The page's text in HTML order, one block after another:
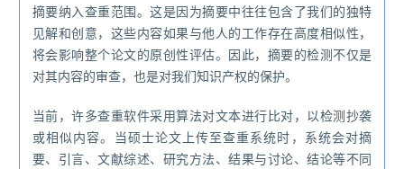
摘要纳入查重范围。这是因为摘要中往往包含了我们的独特
见解和创意，这些内容如果与他人的工作存在高度相似性，
将会影响整个论文的原创性评估。因此，摘要的检测不仅是
对其内容的审查，也是对我们知识产权的保护。
当前，许多查重软件采用算法对文本进行比对，以检测抄袭
或相似内容。当硕士论文上传至查重系统时，系统会对摘
要、引言、文献综述、研究方法、结果与讨论、结论等不同